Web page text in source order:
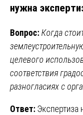
нужна
Вопрос:Когда
целевого
соответствия
разногласиях с
Ответ: